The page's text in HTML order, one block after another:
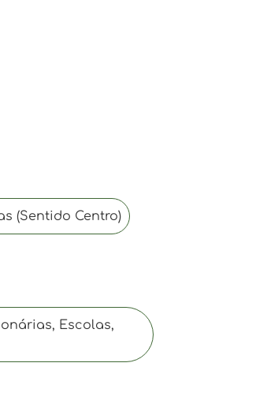
(Sentido Centro)
Escolas,